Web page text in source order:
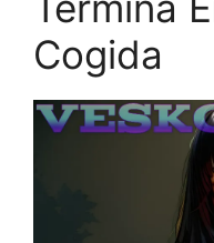
Cogida